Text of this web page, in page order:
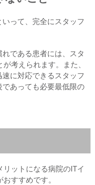
って、完全にスタッフ
である患者には、スタ
考えられます。また、
に対応できるスタッフ
あっても必要最低限の
ットになる病院のITイ
すすめです。